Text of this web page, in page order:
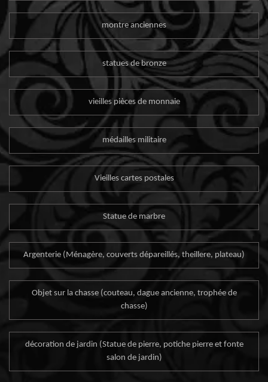
montre anciennes
statues de bronze
vieilles pièces de monnaie
médailles militaire
Vieilles cartes postales
Statue de marbre
Argenterie (Ménagère, couverts dépareillés, theillere, plateau)
Objet sur la chasse (couteau, dague ancienne, trophée de
chasse)
décoration de jardin (Statue de pierre, potiche pierre et fonte
salon de jardin)